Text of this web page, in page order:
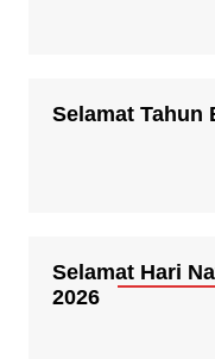
Selamat Tahun
Selamat Hari
2026